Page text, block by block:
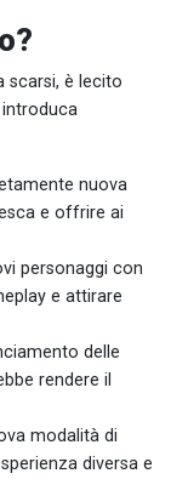
scarsi, è lecito
nuova
e offrire ai
personaggi con
e attirare
delle
rendere il
modalità di
diversa e